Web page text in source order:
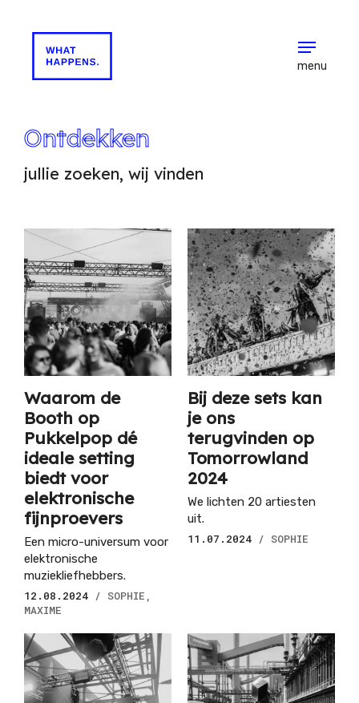
menu
Ontdekken
jullie zoeken, wij vinden
Waarom de
Booth op
Pukkelpop dé
ideale setting
biedt voor
elektronische
fijnproevers
Een micro-universum voor
elektronische
muziekliefhebbers.
12.08.2024 / SOPHIE,
MAXIME
Bij deze sets kan
je ons
terugvinden op
Tomorrowland
2024
We lichten 20 artiesten
uit.
11.07.2024 / SOPHIE